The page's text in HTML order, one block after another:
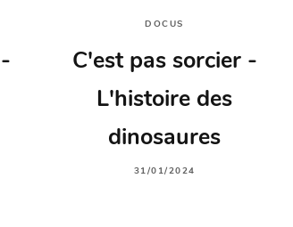
DOCUS
C'est pas sorcier -
L'histoire des
dinosaures
31/01/2024